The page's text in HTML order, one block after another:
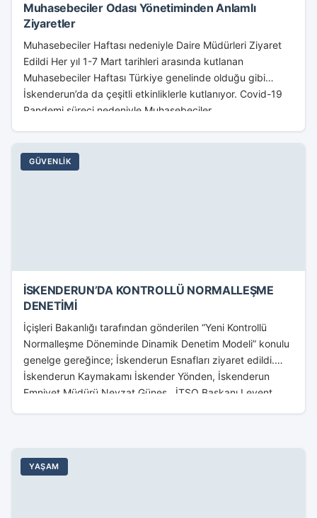
Muhasebeciler Odası Yönetiminden Anlamlı
Ziyaretler
Muhasebeciler Haftası nedeniyle Daire Müdürleri Ziyaret
Edildi Her yıl 1-7 Mart tarihleri arasında kutlanan
Muhasebeciler Haftası Türkiye genelinde olduğu gibi
İskenderun’da da çeşitli etkinliklerle kutlanıyor. Covid-19
Pandemi süreci nedeniyle Muhasebeciler...
GÜVENLIK
İSKENDERUN’DA KONTROLLÜ NORMALLEŞME
DENETİMİ
İçişleri Bakanlığı tarafından gönderilen “Yeni Kontrollü
Normalleşme Döneminde Dinamik Denetim Modeli” konulu
genelge gereğince; İskenderun Esnafları ziyaret edildi.
İskenderun Kaymakamı İskender Yönden, İskenderun
Emniyet Müdürü Nevzat Güneş, İTSO Başkanı Levent...
YAŞAM